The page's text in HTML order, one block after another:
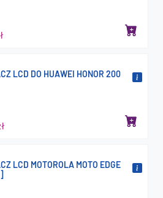
LCD DO HUAWEI HONOR 200
LCD MOTOROLA MOTO EDGE